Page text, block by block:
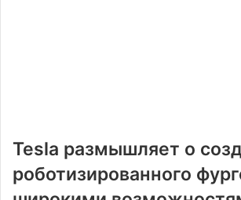
Tesla размышляет о
роботизированного